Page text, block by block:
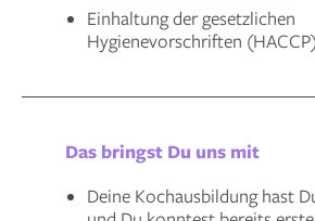
Einhaltung der gesetzlichen
Hygienevorschriften (HACCP)
Das bringst Du uns mit
Deine Kochausbildung hast